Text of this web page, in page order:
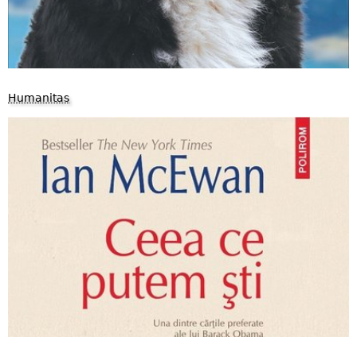
Humanitas